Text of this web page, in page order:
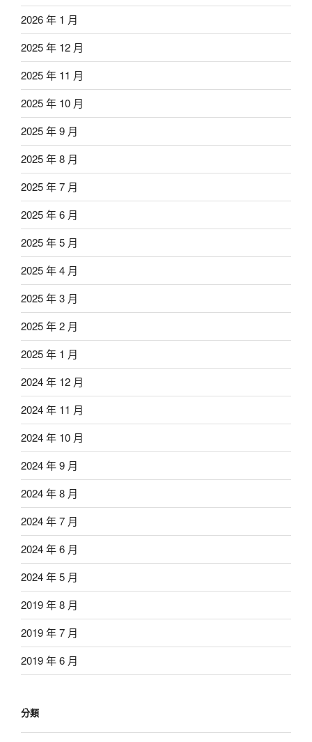
2026 年 1 月
2025 年 12 月
2025 年 11 月
2025 年 10 月
2025 年 9 月
2025 年 8 月
2025 年 7 月
2025 年 6 月
2025 年 5 月
2025 年 4 月
2025 年 3 月
2025 年 2 月
2025 年 1 月
2024 年 12 月
2024 年 11 月
2024 年 10 月
2024 年 9 月
2024 年 8 月
2024 年 7 月
2024 年 6 月
2024 年 5 月
2019 年 8 月
2019 年 7 月
2019 年 6 月
分類